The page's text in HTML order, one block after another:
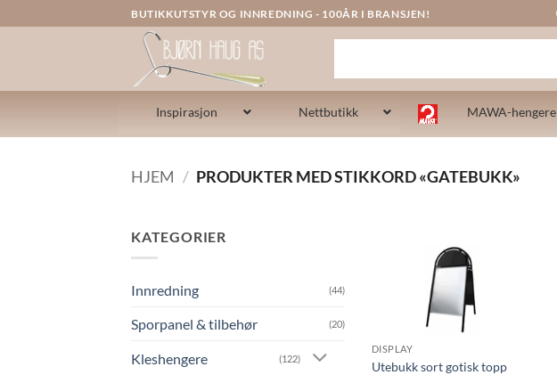
to
BUTIKKUTSTYR OG INNREDNING - 100ÅR I BRANSJEN!
Inspirasjon Nettbutikk MAWA-hengere
HJEM / PRODUKTER MED STIKKORD «GATEBUKK»
KATEGORIER
Innredning (44)
Sporpanel & tilbehør (20)
Kleshengere (122)
DISPLAY
Utebukk sort gotisk topp